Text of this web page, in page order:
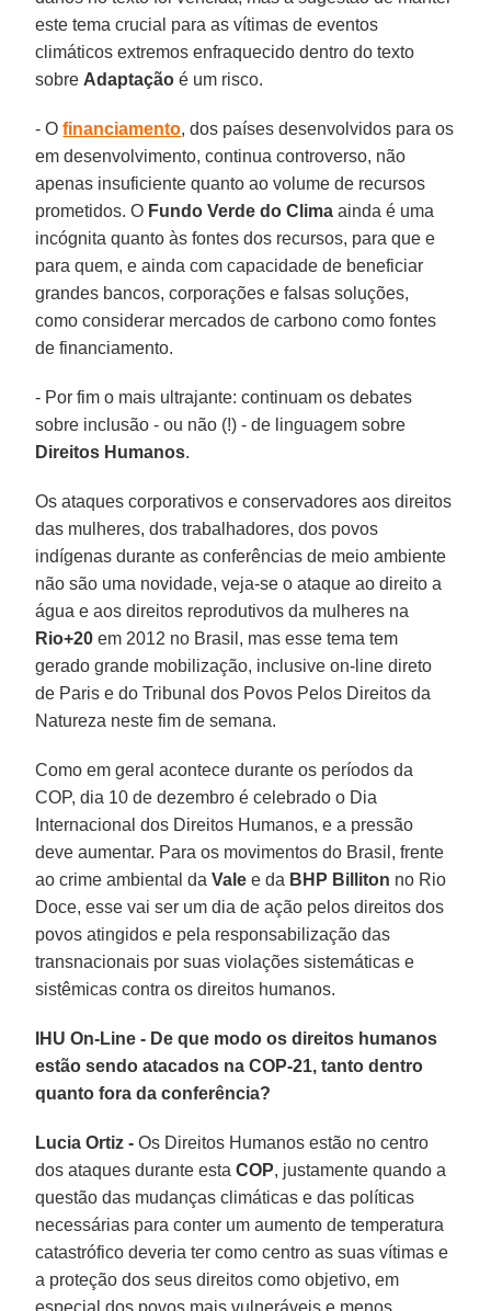
este tema crucial para as vítimas de eventos
climáticos extremos enfraquecido dentro do texto
sobre Adaptação é um risco.
- Ofinanciamento, dos países desenvolvidos para os
em desenvolvimento, continua controverso, não
apenas insuficiente quanto ao volume de recursos
prometidos. O Fundo Verde do Clima ainda é uma
incógnita quanto às fontes dos recursos, para que e
para quem, e ainda com capacidade de beneficiar
grandes bancos, corporações e falsas soluções,
como considerar mercados de carbono como fontes
de financiamento.
- Por fim o mais ultrajante: continuam os debates
sobre inclusão - ou não (!) - de linguagem sobre
Direitos Humanos.
Os ataques corporativos e conservadores aos direitos
das mulheres, dos trabalhadores, dos povos
indígenas durante as conferências de meio ambiente
não são uma novidade, veja-se o ataque ao direito a
água e aos direitos reprodutivos da mulheres na
Rio+20 em 2012 no Brasil, mas esse tema tem
gerado grande mobilização, inclusive on-line direto
de Paris e do Tribunal dos Povos Pelos Direitos da
Natureza neste fim de semana.
Como em geral acontece durante os períodos da
COP, dia 10 de dezembro é celebrado o Dia
Internacional dos Direitos Humanos, e a pressão
deve aumentar. Para os movimentos do Brasil, frente
ao crime ambiental daVale e da BHP Billiton no Rio
Doce, esse vai ser um dia de ação pelos direitos dos
povos atingidos e pela responsabilização das
transnacionais por suas violações sistemáticas e
sistêmicas contra os direitos humanos.
IHU On-Line - De que modo os direitos humanos
estão sendo atacados na COP-21, tanto dentro
quanto fora da conferência?
Lucia Ortiz - Os Direitos Humanos estão no centro
dos ataques durante estaCOP, justamente quando a
questão das mudanças climáticas e das políticas
necessárias para conter um aumento de temperatura
catastrófico deveria ter como centro as suas vítimas e
a proteção dos seus direitos como objetivo, em
especial dos povos mais vulneráveis e menos